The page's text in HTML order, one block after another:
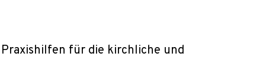
für die kirchliche und